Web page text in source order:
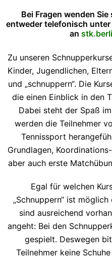
Bei Fragen wenden
entweder telefonisch unter
an
Zu unseren
Kinder, Jugendlichen,
und „schnuppern“. Die
die einen Einblick in den
Dabei steht der Spaß
werden die Teilnehmer
Tennissport
Grundlagen,
aber auch erste
Egal für welchen
„Schnuppern“ ist
sind ausreichend
angeht: Bei den
gespielt. Deswegen
Teilnehmer keine